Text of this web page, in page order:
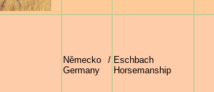
Německo /
Germany
Eschbach
Horsemanship